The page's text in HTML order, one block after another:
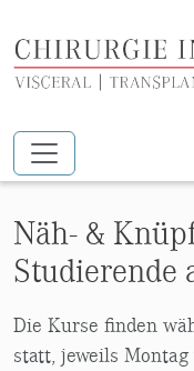
Zum Hauptinhalt
FREIE
Näh- &
Studierende
Die Kurse finden
statt, jeweils